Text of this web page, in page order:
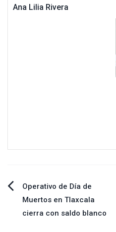
Ana Lilia Rivera
Navegación
de
Operativo de Día de
Muertos en Tlaxcala
cierra con saldo blanco